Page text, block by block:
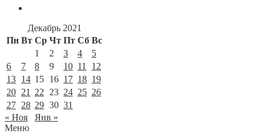
Декабрь 2021
Пн Вт Ср Чт Пт Сб Вс
1
2 3 4
5
6
7 8 9 10 11
12
13 14 15 16 17 18 19
20 21 22 23 24 25 26
27 28 29 30 31
« Ноя
Янв »
Меню